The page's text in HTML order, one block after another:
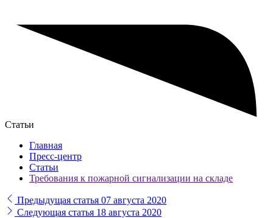
Статьи
Главная
Пресс-центр
Статьи
Требования к пожарной сигнализации на складе
Предыдущая статья 07 августа 2020
Следующая статья 18 августа 2020